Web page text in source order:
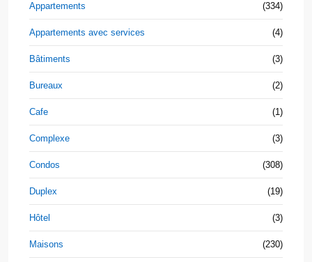
Appartements (334)
Appartements avec services (4)
Bâtiments (3)
Bureaux (2)
Cafe (1)
Complexe (3)
Condos (308)
Duplex (19)
Hôtel (3)
Maisons (230)